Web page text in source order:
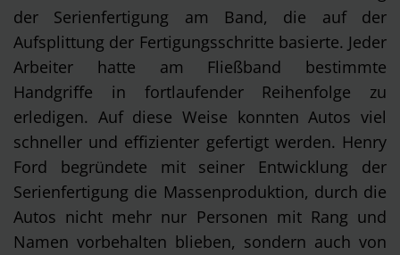
der Serienfertigung am Band, die auf der
Aufsplittung der Fertigungsschritte basierte. Jeder
Arbeiter hatte am Fließband bestimmte
Handgriffe in fortlaufender Reihenfolge zu
erledigen. Auf diese Weise konnten Autos viel
schneller und effizienter gefertigt werden. Henry
Ford begründete mit seiner Entwicklung der
Serienfertigung die Massenproduktion, durch die
Autos nicht mehr nur Personen mit Rang und
Namen vorbehalten blieben, sondern auch von